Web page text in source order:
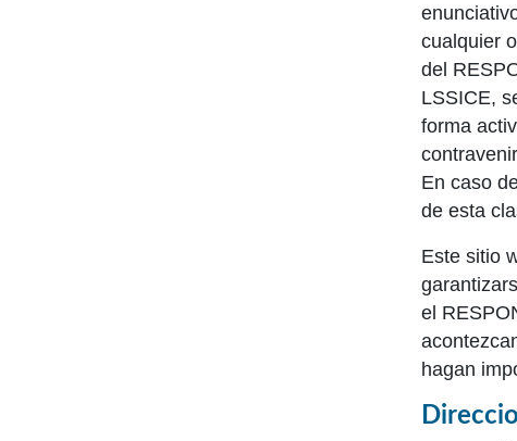
cualquier
del
LSSICE,
forma
En caso
de esta
Este sitio
el
hagan